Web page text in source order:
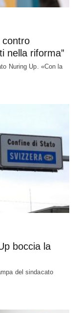
contro
nella riforma”
Nuring Up. «Con la
boccia la
del sindacato